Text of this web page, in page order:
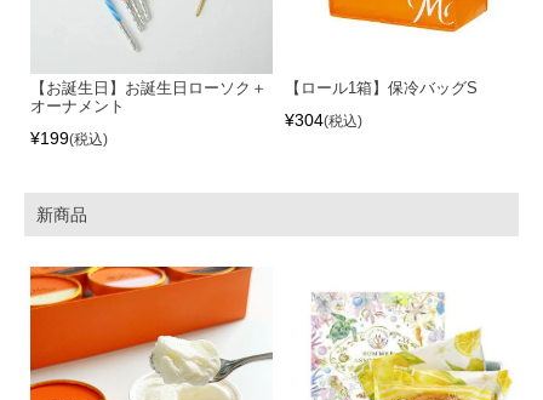
【お誕生日】お誕生日ローソク＋
オーナメント
¥199 税込
【ロール1箱】保冷バッグS
¥304 税込
新商品